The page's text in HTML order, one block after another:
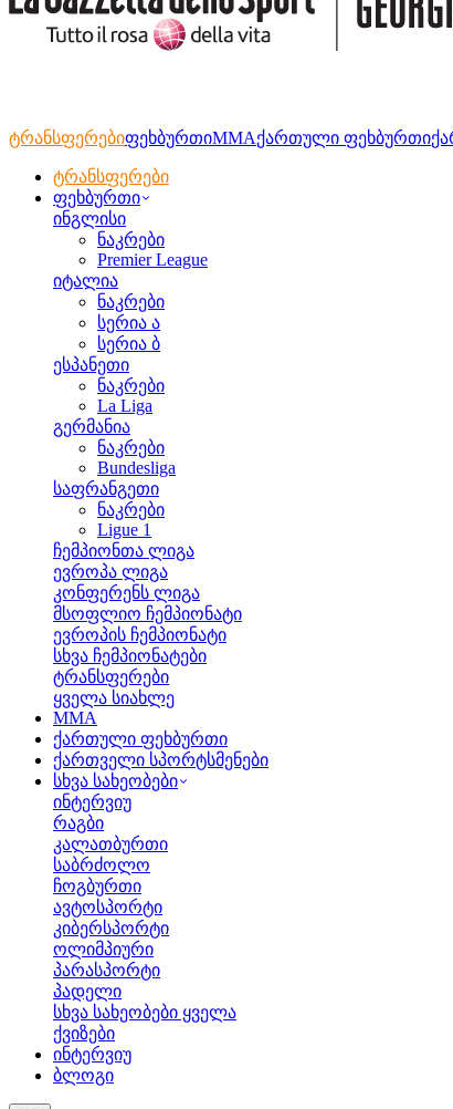
ტრანსფერებიფეხბურთიMMAქართული ფეხბურთი
ტრანსფერები
ფეხბურთი
ინგლისი
ნაკრები
Premier League
იტალია
ნაკრები
სერია ა
სერია ბ
ესპანეთი
ნაკრები
La Liga
გერმანია
ნაკრები
Bundesliga
საფრანგეთი
ნაკრები
Ligue 1
ჩემპიონთა ლიგა
ევროპა ლიგა
კონფერენს ლიგა
მსოფლიო ჩემპიონატი
ევროპის ჩემპიონატი
სხვა ჩემპიონატები
ტრანსფერები
ყველა სიახლე
MMA
ქართული ფეხბურთი
ქართველი სპორტსმენები
სხვა სახეობები
ინტერვიუ
რაგბი
კალათბურთი
საბრძოლო
ჩოგბურთი
ავტოსპორტი
კიბერსპორტი
ოლიმპიური
პარასპორტი
პადელი
სხვა სახეობები ყველა
ქვიზები
ინტერვიუ
ბლოგი